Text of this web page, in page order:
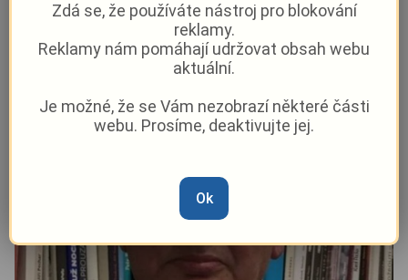
Názory a komentáře
08:00
Zdá se, že používáte nástroj pro blokování
reklamy.
Reklamy nám pomáhají udržovat obsah webu
aktuální.
Je možné, že se Vám nezobrazí některé části
webu. Prosíme, deaktivujte jej.
Ok